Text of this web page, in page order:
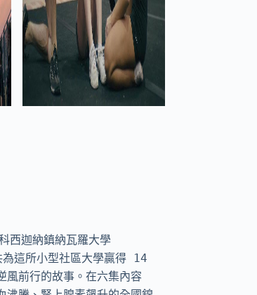
迦納鎮納瓦羅大學
所小型社區大學贏得 14
風前行的故事。在六集內容